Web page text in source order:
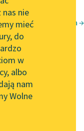
Wolnych Lektur
nie
mieć
do
w
albo
nam
Wolne
Góry, gorączka →